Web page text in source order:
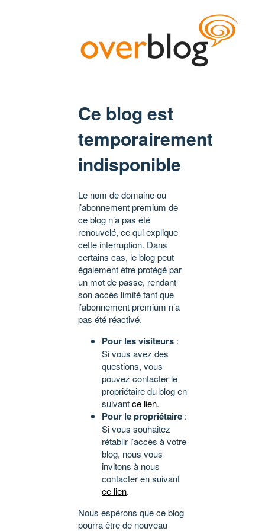
Ce blog est
temporairement
indisponible
Le nom de domaine ou
l’abonnement premium de
ce blog n’a pas été
renouvelé, ce qui explique
cette interruption. Dans
certains cas, le blog peut
également être protégé par
un mot de passe, rendant
son accès limité tant que
l’abonnement premium n’a
pas été réactivé.
Pour les visiteurs :
Si vous avez des
questions, vous
pouvez contacter le
propriétaire du blog en
suivantce lien.
Pour le propriétaire :
Si vous souhaitez
rétablir l’accès à votre
blog, nous vous
invitons à nous
contacter en suivant
ce lien.
Nous espérons que ce blog
pourra être de nouveau